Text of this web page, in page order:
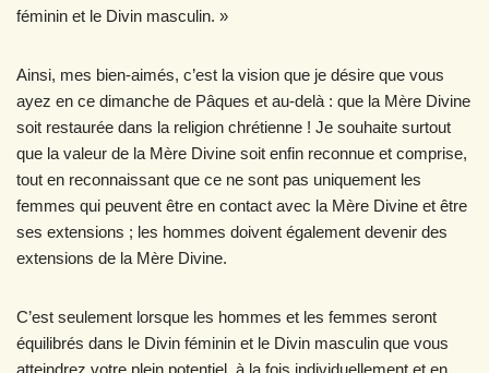
féminin et le Divin masculin. »
Ainsi, mes bien-aimés, c’est la vision que je désire que vous
ayez en ce dimanche de Pâques et au-delà : que la Mère Divine
soit restaurée dans la religion chrétienne ! Je souhaite surtout
que la valeur de la Mère Divine soit enfin reconnue et comprise,
tout en reconnaissant que ce ne sont pas uniquement les
femmes qui peuvent être en contact avec la Mère Divine et être
ses extensions ; les hommes doivent également devenir des
extensions de la Mère Divine.
C’est seulement lorsque les hommes et les femmes seront
équilibrés dans le Divin féminin et le Divin masculin que vous
atteindrez votre plein potentiel, à la fois individuellement et en